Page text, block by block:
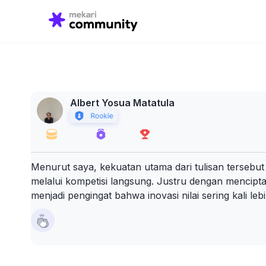
for:
Albert Yosua Matatula
Menurut saya, kekuatan utama dari tulisan
melalui kompetisi langsung. Justru dengan
menjadi pengingat bahwa inovasi nilai sering kali